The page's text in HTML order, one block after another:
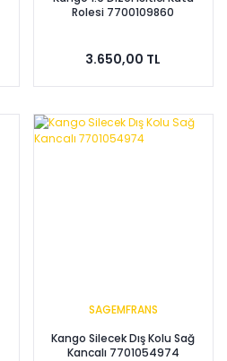
Rolesi 7700109860
3.650,00 TL
SAGEMFRANS
Kango Silecek Dış Kolu Sağ
Kancalı 7701054974